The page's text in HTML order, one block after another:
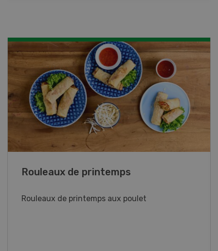
Rouleaux de printemps
Rouleaux de printemps aux poulet